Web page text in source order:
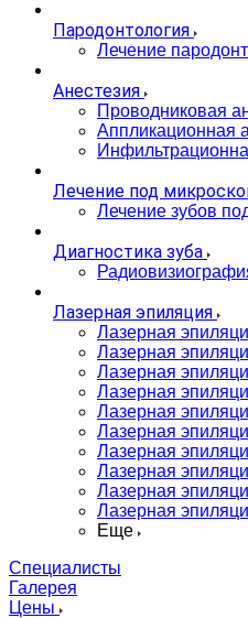
Пародонтология
Лечение
Анестезия
Проводниковая
Аппликационная
Лечение под
Лечение зубов
Диагностика зуба
Лазерная эпиляция
Лазерная
Лазерная
Лазерная
Лазерная
Лазерная
Лазерная
Лазерная
Лазерная
Лазерная
Лазерная
Еще
Специалисты
Галерея
Цены